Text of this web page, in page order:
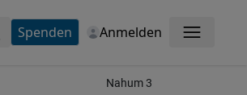
Spenden Anmelden Menü
Nahum 3